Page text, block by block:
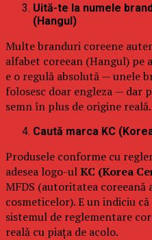
Uită-te la numele
(Hangul)
Multe branduri coreene
alfabet coreean (Hangul) pe
e o regulă absolută — unele
folosesc doar engleza — dar
semn în plus de origine reală.
Caută marca KC
Produsele conforme cu
adesea logo-ulKC (Korea
MFDS (autoritatea coreeană
cosmeticelor). E un indiciu
sistemul de reglementare
reală cu piața de acolo.